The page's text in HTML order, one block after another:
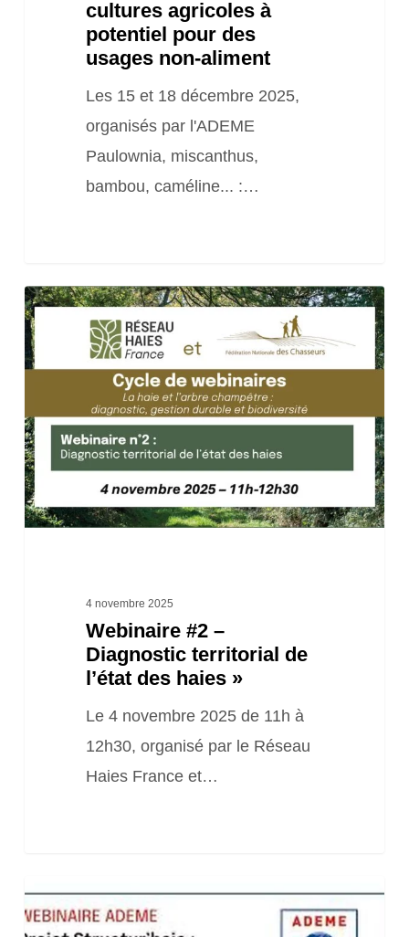
cultures agricoles à
potentiel pour des
usages non-aliment
Les 15 et 18 décembre 2025,
organisés par l'ADEME
Paulownia, miscanthus,
bambou, caméline... :…
Webinaire
#2
–
territorial
de
l’état
des
4 novembre 2025
Webinaire #2 –
Diagnostic territorial de
l’état des haies »
Le 4 novembre 2025 de 11h à
12h30, organisé par le Réseau
Haies France et…
Webinaire
« Structur’Haie